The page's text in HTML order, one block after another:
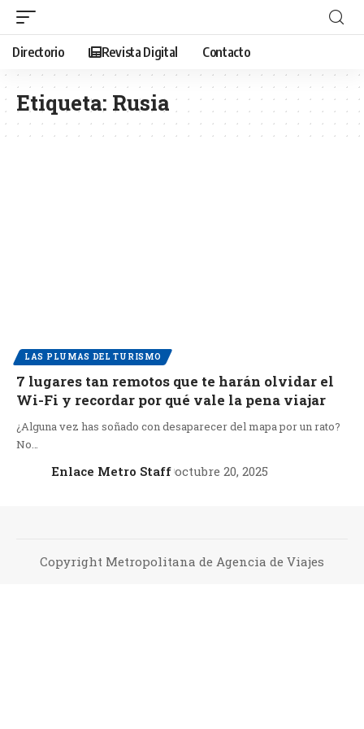
Directorio Revista Digital Contacto
Etiqueta: Rusia
LAS PLUMAS DEL TURISMO
7 lugares tan remotos que te harán olvidar el
Wi-Fi y recordar por qué vale la pena viajar
¿Alguna vez has soñado con desaparecer del mapa por un rato?
No…
Enlace Metro Staff octubre 20, 2025
Copyright Metropolitana de Agencia de Viajes